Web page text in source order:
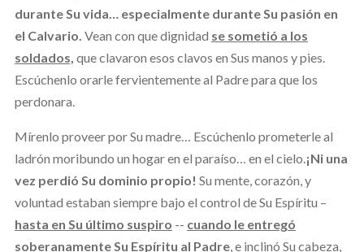
durante Su vida… especialmente durante Su pasión en
el Calvario. Vean con que dignidad se sometió a los
soldados, que clavaron esos clavos en Sus manos y pies.
Escúchenlo orarle fervientemente al Padre para que los
perdonara.
Mírenlo proveer por Su madre… Escúchenlo prometerle al
ladrón moribundo un hogar en el paraíso… en el cielo.¡Ni una
vez perdió Su dominio propio! Su mente, corazón, y
voluntad estaban siempre bajo el control de Su Espíritu –
hasta en Su último suspiro -- cuando le entregó
soberanamente Su Espíritu al Padre, e inclinó Su cabeza,